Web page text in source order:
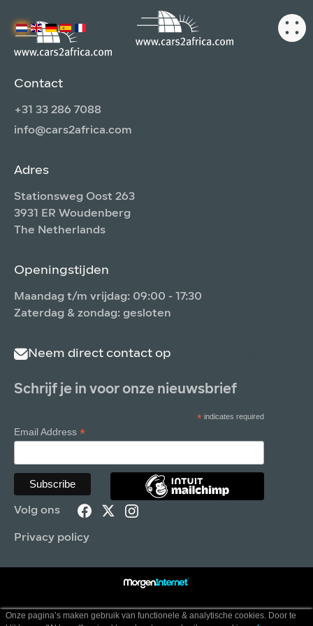
Contact
+31 33 286 7088
info@cars2africa.com
Adres
Stationsweg Oost 263
3931 ER Woudenberg
The Netherlands
Openingstijden
Maandag t/m vrijdag: 09:00 - 17:30
Zaterdag & zondag: gesloten
Neem direct contact op
Schrijf je in voor onze nieuwsbrief
*indicates required
Email Address*
Volg ons
Privacy policy
Onze pagina’s maken gebruik van functionele & analytische cookies. Door te